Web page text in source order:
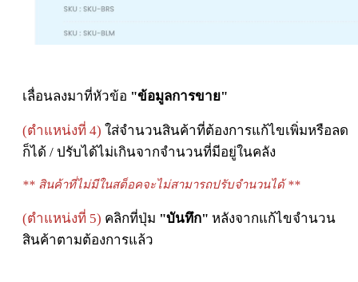
เลื่อนลงมาที่หัวข้อ "ข้อมูลการขาย"
(ตำแหน่งที่ 4) ใส่จำนวนสินค้าที่ต้องการแก้ไขเพิ่มหรือลด
ก็ได้ / ปรับได้ไม่เกินจากจำนวนที่มีอยู่ในคลัง
** สินค้าที่ไม่มีในสต็อคจะไม่สามารถปรับจำนวนได้ **
(ตำแหน่งที่ 5) คลิกที่ปุ่ม "บันทึก" หลังจากแก้ไขจำนวน
สินค้าตามต้องการแล้ว